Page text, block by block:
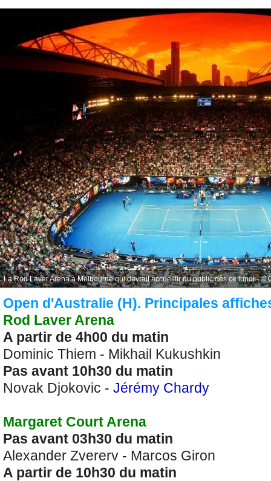
La Rod Laver Arena à Melbourne qui devrait accueillir du public dès ce lundi - ©
Open d'Australie (H). Principales
Rod Laver Arena
A partir de 4h00 du matin
Dominic Thiem - Mikhail Kukushkin
Pas avant 10h30 du matin
Novak Djokovic - Jérémy Chardy
Margaret Court Arena
Pas avant 03h30 du matin
Alexander Zvererv - Marcos Giron
A partir de 10h30 du matin